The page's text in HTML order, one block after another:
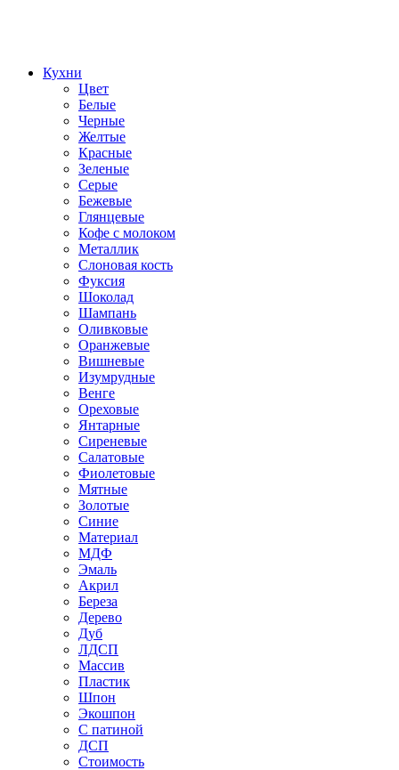
Кухни
Цвет
Белые
Черные
Желтые
Красные
Зеленые
Серые
Бежевые
Глянцевые
Кофе с молоком
Металлик
Слоновая кость
Фуксия
Шоколад
Шампань
Оливковые
Оранжевые
Вишневые
Изумрудные
Венге
Ореховые
Янтарные
Сиреневые
Салатовые
Фиолетовые
Мятные
Золотые
Синие
Материал
МДФ
Эмаль
Акрил
Береза
Дерево
Дуб
ЛДСП
Массив
Пластик
Шпон
Экошпон
С патиной
ДСП
Стоимость